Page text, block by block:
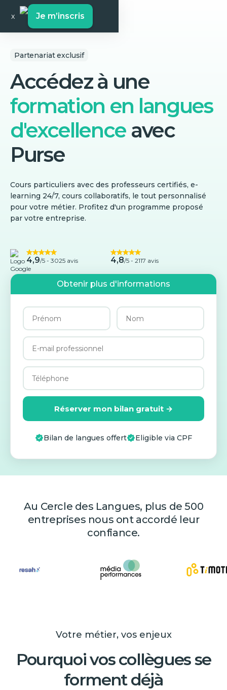
x Je m’inscris
Partenariat exclusif
Accédez à une
formation en langues
d'excellence avec
Purse
Cours particuliers avec des professeurs certifiés, e-
learning 24/7, cours collaboratifs, le tout personnalisé
pour votre métier. Profitez d'un programme proposé
par votre entreprise.
4,9/5 - 3025 avis 4,8/5 - 2117 avis
Obtenir plus d'informations
Réserver mon bilan gratuit →
Bilan de langues offert Eligible via CPF
Au Cercle des Langues, plus de 500
entreprises nous ont accordé leur
confiance.
Votre métier, vos enjeux
Pourquoi vos collègues se
forment déjà